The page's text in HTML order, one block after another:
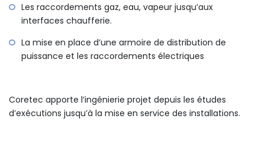
Les raccordements gaz, eau, vapeur jusqu’aux
interfaces chaufferie.
La mise en place d’une armoire de distribution de
puissance et les raccordements électriques
Coretec apporte l’ingénierie projet depuis les études
d’exécutions jusqu’à la mise en service des installations.